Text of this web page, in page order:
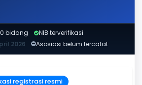
0 bidang
NIB terverifikasi
2026 Asosiasi belum tercatat
registrasi resmi